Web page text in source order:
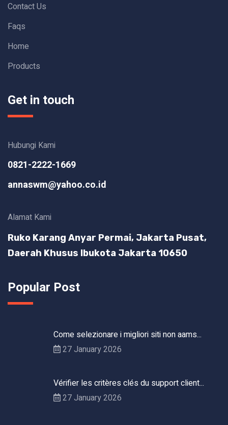
Contact Us
Faqs
Home
Products
Get in touch
Hubungi Kami
0821-2222-1669
annaswm@yahoo.co.id
Alamat Kami
Ruko Karang Anyar Permai, Jakarta Pusat,
Daerah Khusus Ibukota Jakarta 10650
Popular Post
Come selezionare i migliori siti non aams...
27 January 2026
Vérifier les critères clés du support client...
27 January 2026